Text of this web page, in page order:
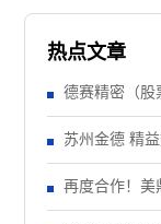
热点文章
德赛精密（股
精益注塑项目
苏州金德 精
再度合作！美